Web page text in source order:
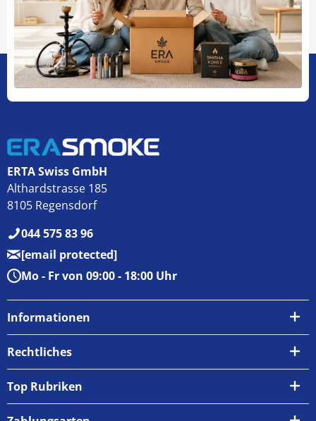
ERTA Swiss GmbH
Althardstrasse 185
8105 Regensdorf
044 575 83 96
[email protected]
Mo - Fr von 09:00 - 18:00 Uhr
Informationen
Über uns
Zahlungsarten
Rechtliches
AGB
Top Rubriken